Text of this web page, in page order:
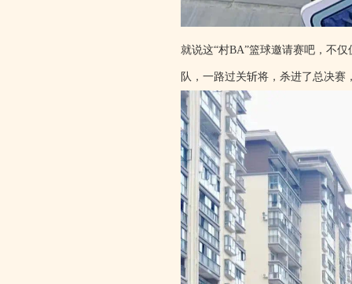
就说这“村BA”篮球邀请赛吧，不
队，一路过关斩将，杀进了总决赛